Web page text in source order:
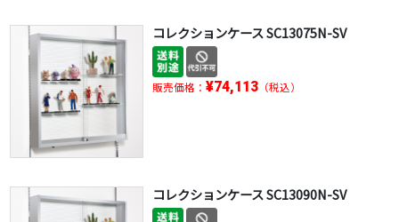
コレクションケース SC13075N-SV
販売価格： ¥74,113（税込）
コレクションケース SC13090N-SV